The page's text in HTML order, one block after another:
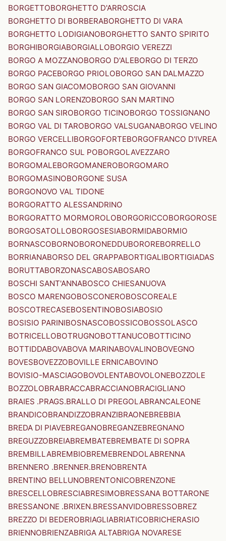
BORGETTOBORGHETTO D'ARROSCIA
BORGHETTO DI BORBERABORGHETTO DI VARA
BORGHETTO LODIGIANOBORGHETTO SANTO SPIRITO
BORGHIBORGIABORGIALLOBORGIO VEREZZI
BORGO A MOZZANOBORGO D'ALEBORGO DI TERZO
BORGO PACEBORGO PRIOLOBORGO SAN DALMAZZO
BORGO SAN GIACOMOBORGO SAN GIOVANNI
BORGO SAN LORENZOBORGO SAN MARTINO
BORGO SAN SIROBORGO TICINOBORGO TOSSIGNANO
BORGO VAL DI TAROBORGO VALSUGANABORGO VELINO
BORGO VERCELLIBORGOFORTEBORGOFRANCO D'IVREA
BORGOFRANCO SUL POBORGOLAVEZZARO
BORGOMALEBORGOMANEROBORGOMARO
BORGOMASINOBORGONE SUSA
BORGONOVO VAL TIDONE
BORGORATTO ALESSANDRINO
BORGORATTO MORMOROLOBORGORICCOBORGOROSE
BORGOSATOLLOBORGOSESIABORMIDABORMIO
BORNASCOBORNOBORONEDDUBOROREBORRELLO
BORRIANABORSO DEL GRAPPABORTIGALIBORTIGIADAS
BORUTTABORZONASCABOSABOSARO
BOSCHI SANT'ANNABOSCO CHIESANUOVA
BOSCO MARENGOBOSCONEROBOSCOREALE
BOSCOTRECASEBOSENTINOBOSIABOSIO
BOSISIO PARINIBOSNASCOBOSSICOBOSSOLASCO
BOTRICELLOBOTRUGNOBOTTANUCOBOTTICINO
BOTTIDDABOVABOVA MARINABOVALINOBOVEGNO
BOVESBOVEZZOBOVILLE ERNICABOVINO
BOVISIO-MASCIAGOBOVOLENTABOVOLONEBOZZOLE
BOZZOLOBRABRACCABRACCIANOBRACIGLIANO
BRAIES .PRAGS.BRALLO DI PREGOLABRANCALEONE
BRANDICOBRANDIZZOBRANZIBRAONEBREBBIA
BREDA DI PIAVEBREGANOBREGANZEBREGNANO
BREGUZZOBREIABREMBATEBREMBATE DI SOPRA
BREMBILLABREMBIOBREMEBRENDOLABRENNA
BRENNERO .BRENNER.BRENOBRENTA
BRENTINO BELLUNOBRENTONICOBRENZONE
BRESCELLOBRESCIABRESIMOBRESSANA BOTTARONE
BRESSANONE .BRIXEN.BRESSANVIDOBRESSOBREZ
BREZZO DI BEDEROBRIAGLIABRIATICOBRICHERASIO
BRIENNOBRIENZABRIGA ALTABRIGA NOVARESE